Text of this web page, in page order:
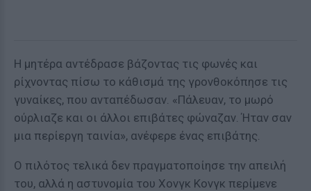
Η μητέρα αντέδρασε βάζοντας τις φωνές και
ρίχνοντας πίσω το κάθισμά της γρονθοκόπησε τις
γυναίκες, που ανταπέδωσαν. «Πάλευαν, το μωρό
ούρλιαζε και οι άλλοι επιβάτες φώναζαν. Ήταν σαν
μια περίεργη ταινία», ανέφερε ένας επιβάτης.
Ο πιλότος τελικά δεν πραγματοποίησε την απειλή
του, αλλά η αστυνομία του Χονγκ Κονγκ περίμενε